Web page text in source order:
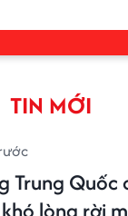
TIN MỚI
Trung Quốc
lòng rời